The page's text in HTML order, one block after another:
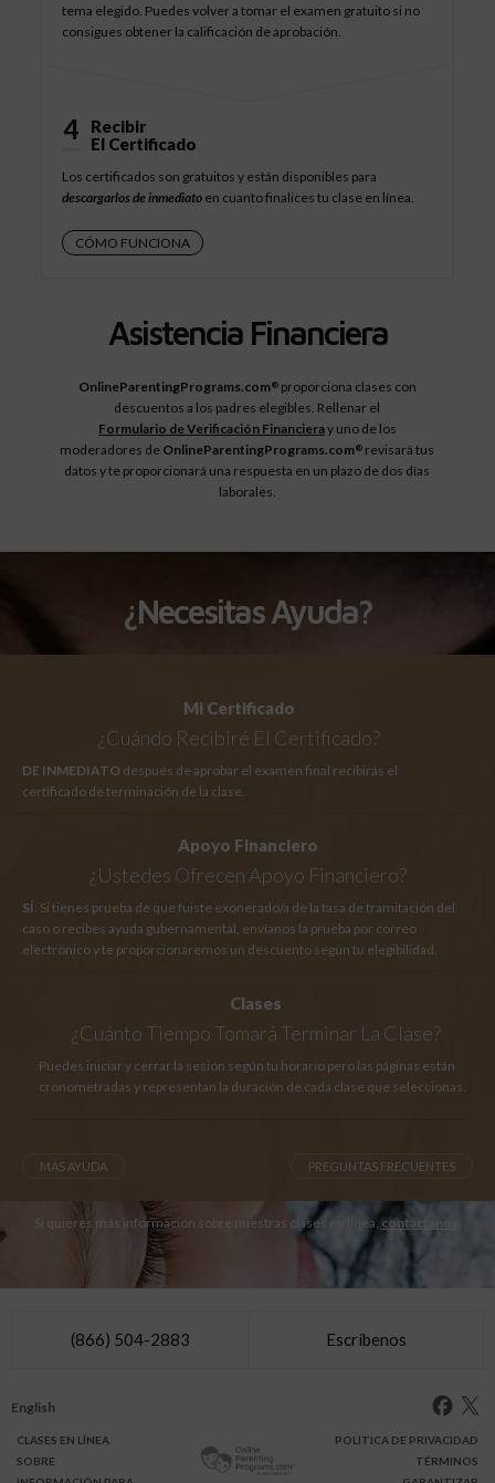
tema elegido. Puedes volver a tomar el examen gratuito si no
consigues obtener la calificación de aprobación.
4
Recibir
El Certificado
Los certificados son gratuitos y están disponibles para
descargarlos de inmediato en cuanto finalices tu clase en línea.
CÓMO FUNCIONA
Asistencia Financiera
OnlineParentingPrograms.com®proporciona clases con
descuentos a los padres elegibles. Rellenar el
Formulario de Verificación Financieray uno de los
moderadores de OnlineParentingPrograms.com® revisará tus
datos y te proporcionará una respuesta en un plazo de dos días
laborales.
¿Necesitas Ayuda?
Mi Certificado
¿Cuándo Recibiré El Certificado?
DE INMEDIATO después de aprobar el examen final recibirás el
certificado de terminación de la clase.
Apoyo Financiero
¿Ustedes Ofrecen Apoyo Financiero?
SÍ. Si tienes prueba de que fuiste exonerado/a de la tasa de tramitación del
caso o recibes ayuda gubernamental, envíanos la prueba por correo
electrónico y te proporcionaremos un descuento según tu elegibilidad.
Clases
¿Cuánto Tiempo Tomará Terminar La Clase?
Puedes iniciar y cerrar la sesión según tu horario pero las páginas están
cronometradas y representan la duración de cada clase que seleccionas.
MÁS AYUDA PREGUNTAS FRECUENTES
Si quieres más información sobre nuestras clases en línea, contáctanos
(866) 504-2883 Escríbenos
English
CLASES EN LÍNEA
SOBRE
POLÍTICA DE PRIVACIDAD
TÉRMINOS